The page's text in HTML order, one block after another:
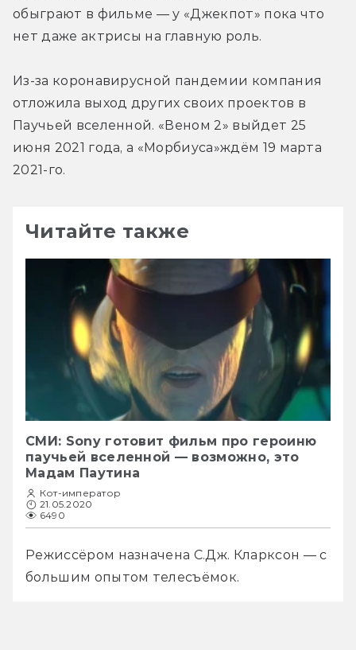
обыграют в фильме — у «Джекпот» пока что
нет даже актрисы на главную роль.
Из-за коронавирусной пандемии компания
отложила выход других своих проектов в
Паучьей вселенной. «Веном 2» выйдет 25
июня 2021 года, а «Морбиуса»ждём 19 марта
2021-го.
Читайте также
СМИ: Sony готовит фильм про героиню
паучьей вселенной — возможно, это
Мадам Паутина
Кот-император
21.05.2020
6490
Режиссёром назначена С.Дж. Кларксон — с
большим опытом телесъёмок.